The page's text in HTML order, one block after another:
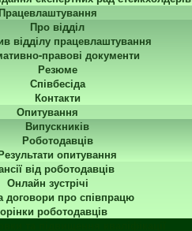
Працевлаштування
Про відділ
відділу працевлаштування
правові документи
Резюме
Співбесіда
Контакти
Опитування
Випускників
Роботодавців
опитування
від роботодавців
Онлайн зустрічі
договори про співпрацю
роботодавців